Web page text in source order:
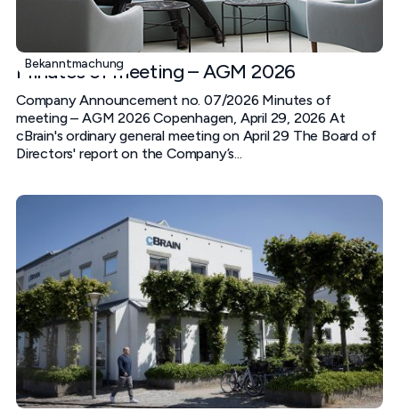
Bekanntmachung
Minutes of meeting – AGM 2026
Company Announcement no. 07/2026 Minutes of
meeting – AGM 2026 Copenhagen, April 29, 2026 At
cBrain's ordinary general meeting on April 29 The Board of
Directors' report on the Company’s...